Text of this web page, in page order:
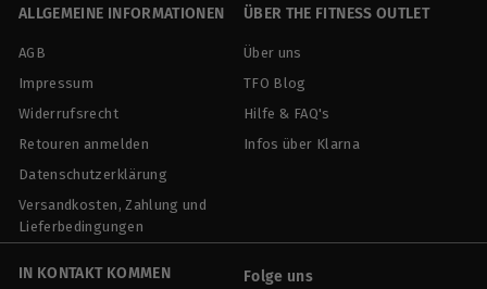
0
ALLGEMEINE INFORMATIONEN
AGB
Impressum
Widerrufsrecht
Retouren anmelden
Datenschutzerklärung
Versandkosten, Zahlung und
Lieferbedingungen
ÜBER THE FITNESS OUTLET
Über uns
TFO Blog
Hilfe & FAQ's
Infos über Klarna
IN KONTAKT KOMMEN Folge uns